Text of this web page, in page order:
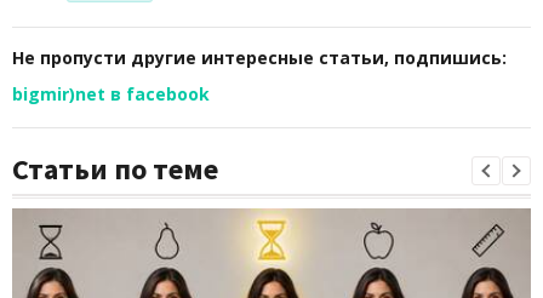
Не пропусти другие интересные статьи, подпишись:
bigmir)net в facebook
Статьи по теме